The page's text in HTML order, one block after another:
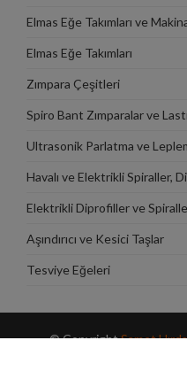
Elmas Eğe Takımları ve
Elmas Eğe Takımları
Zımpara Çeşitleri
Spiro Bant Zımparalar ve
Ultrasonik Parlatma ve
Havalı ve Elektrikli Spiraller,
Elektrikli Diprofiller ve
Aşındırıcı ve Kesici Taşlar
Tesviye Eğeleri
© CopyrightSamet